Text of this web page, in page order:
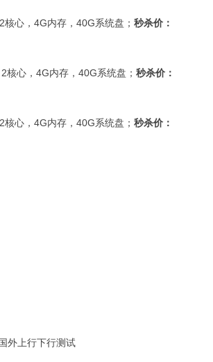
2核心， 4G内存， 40G系统盘； 秒杀价：
2核心， 4G内存， 40G系统盘； 秒杀价：
2核心， 4G内存， 40G系统盘； 秒杀价：
外上行下行测试